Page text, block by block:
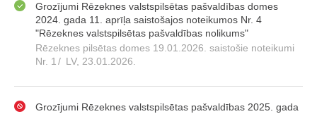
Grozījumi Rēzeknes valstspilsētas pašvaldības domes
2024. gada 11. aprīļa saistošajos noteikumos Nr. 4
"Rēzeknes valstspilsētas pašvaldības nolikums"
Rēzeknes pilsētas domes 19.01.2026. saistošie noteikumi
Nr. 1 / LV, 23.01.2026.
Grozījumi Rēzeknes valstspilsētas pašvaldības 2025. gada